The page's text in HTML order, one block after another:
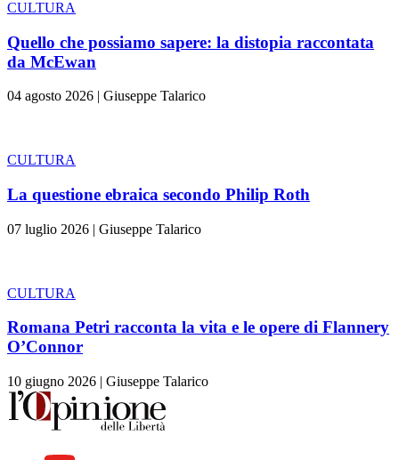
CULTURA
Quello che possiamo sapere: la distopia raccontata
da McEwan
04 agosto 2026 | Giuseppe Talarico
CULTURA
La questione ebraica secondo Philip Roth
07 luglio 2026 | Giuseppe Talarico
CULTURA
Romana Petri racconta la vita e le opere di Flannery
O’Connor
10 giugno 2026 | Giuseppe Talarico